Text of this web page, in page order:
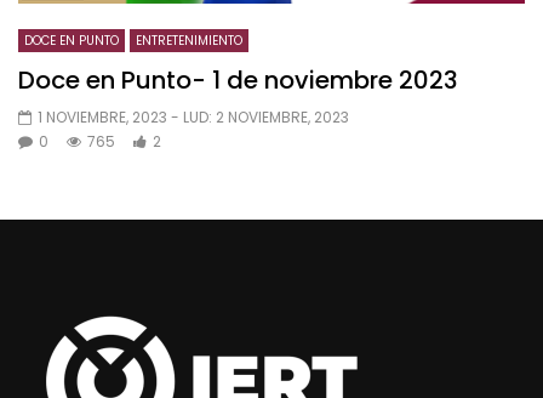
DOCE EN PUNTO ENTRETENIMIENTO
Doce en Punto- 1 de noviembre 2023
1 NOVIEMBRE, 2023 - LUD: 2 NOVIEMBRE, 2023
0
765 2